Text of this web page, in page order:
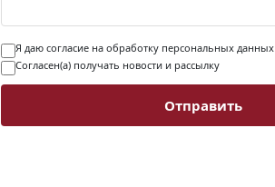
Я даю согласие на обработку персональных данных
Согласен(а) получать новости и рассылку
Отправить